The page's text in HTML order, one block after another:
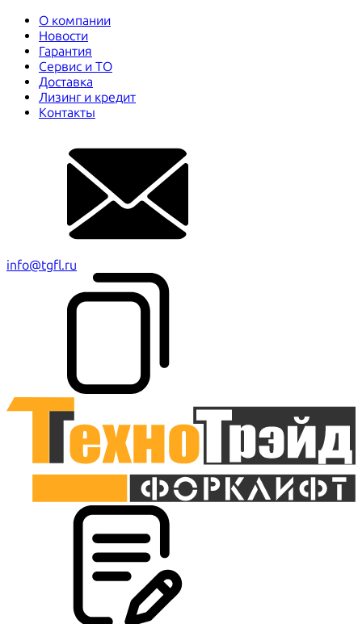
О компании
Новости
Гарантия
Сервис и ТО
Доставка
Лизинг и кредит
Контакты
info@tgfl.ru